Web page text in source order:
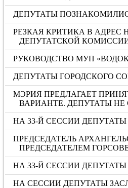
ДЕПУТАТЫ
РЕЗКАЯ КРИТИКА В АДРЕС
ДЕПУТАТСКОЙ
РУКОВОДСТВО МУП
ДЕПУТАТЫ ГОРОДСКОГО
МЭРИЯ ПРЕДЛАГАЕТ
ВАРИАНТЕ. ДЕПУТАТЫ
НА 33-Й СЕССИИ ДЕПУТАТЫ
ПРЕДСЕДАТЕЛЬ
ПРЕДСЕДАТЕЛЕМ
НА 33-Й СЕССИИ
НА СЕССИИ ДЕПУТАТЫ